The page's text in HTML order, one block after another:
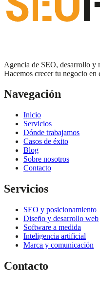
Agencia de SEO, desarrollo y
Hacemos crecer tu negocio en
Navegación
Inicio
Servicios
Dónde trabajamos
Casos de éxito
Blog
Sobre nosotros
Contacto
Servicios
SEO y posicionamiento
Diseño y desarrollo web
Software a medida
Inteligencia artificial
Marca y comunicación
Contacto